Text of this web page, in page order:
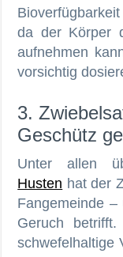
da der Körper
aufnehmen
vorsichtig
3.
Geschütz
Unter allen
Husten hat der
Fangemeinde
Geruch
schwefelhaltige